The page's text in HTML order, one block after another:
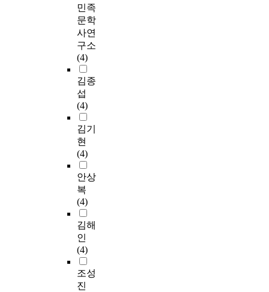
민족
문학
사연
구소
(4)
김종
섭
(4)
김기
현
(4)
안상
복
(4)
김해
인
(4)
조성
진